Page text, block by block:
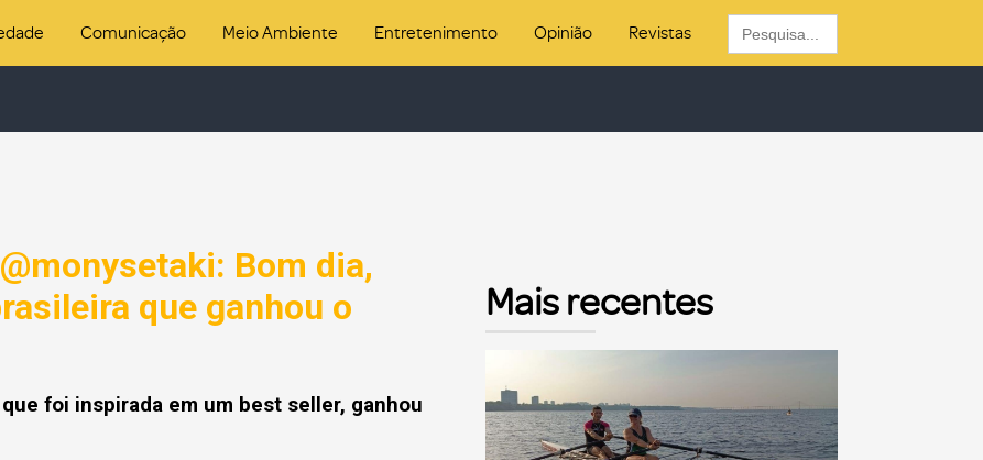
Comunicação Meio Ambiente Entretenimento Opinião Revistas
Search
for:
Bom dia,
que ganhou o
foi inspirada em um best seller, ganhou
Mais recentes